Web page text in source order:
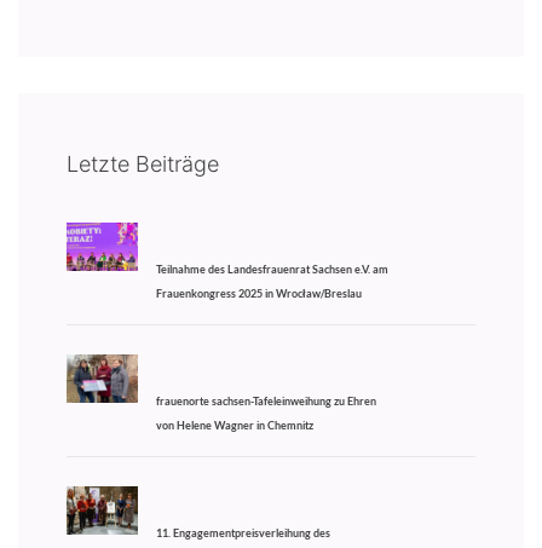
Letzte Beiträge
Teilnahme des Landesfrauenrat Sachsen e.V. am
Frauenkongress 2025 in Wrocław/Breslau
frauenorte sachsen-Tafeleinweihung zu Ehren
von Helene Wagner in Chemnitz
11. Engagementpreisverleihung des